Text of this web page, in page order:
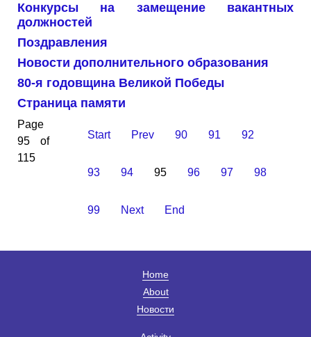
Конкурсы на замещение вакантных
должностей
Поздравления
Новости дополнительного образования
80-я годовщина Великой Победы
Страница памяти
Page
95 of
115
Start Prev 90 91 92
93 94 95 96 97 98
99 Next End
Home
About
Новости